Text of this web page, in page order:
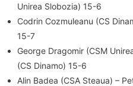
Unirea Slobozia) 15-6
Codrin Cozmuleanu (CS
15-7
George Dragomir (CSM
(CS Dinamo) 15-6
Alin Badea (CSA Steaua) –